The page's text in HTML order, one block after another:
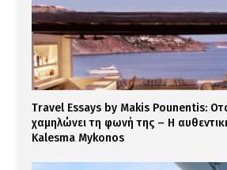
Travel Essays by Makis Pοunentis:
χαμηλώνει τη φωνή της – Η
Kalesma Mykonos